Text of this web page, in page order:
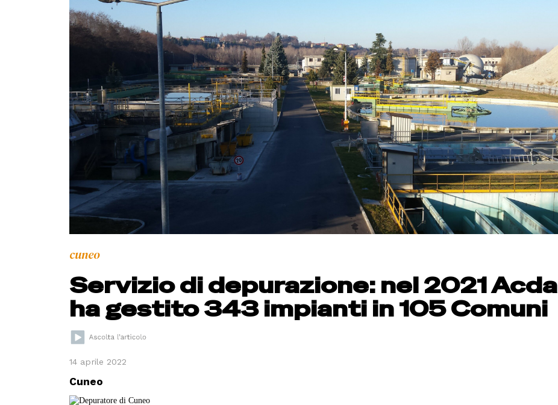
cuneo
Servizio di depurazione: nel 2021 Acda
ha gestito 343 impianti in 105 Comuni
14 aprile 2022
Cuneo